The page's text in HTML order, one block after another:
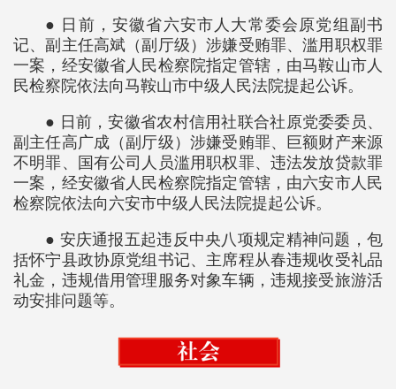
● 日前，安徽省六安市人大常委会原党组副书
记、副主任高斌（副厅级）涉嫌受贿罪、滥用职权罪
一案，经安徽省人民检察院指定管辖，由马鞍山市人
民检察院依法向马鞍山市中级人民法院提起公诉。
● 日前，安徽省农村信用社联合社原党委委员、
副主任高广成（副厅级）涉嫌受贿罪、巨额财产来源
不明罪、国有公司人员滥用职权罪、违法发放贷款罪
一案，经安徽省人民检察院指定管辖，由六安市人民
检察院依法向六安市中级人民法院提起公诉。
● 安庆通报五起违反中央八项规定精神问题，包
括怀宁县政协原党组书记、主席程从春违规收受礼品
礼金，违规借用管理服务对象车辆，违规接受旅游活
动安排问题等。